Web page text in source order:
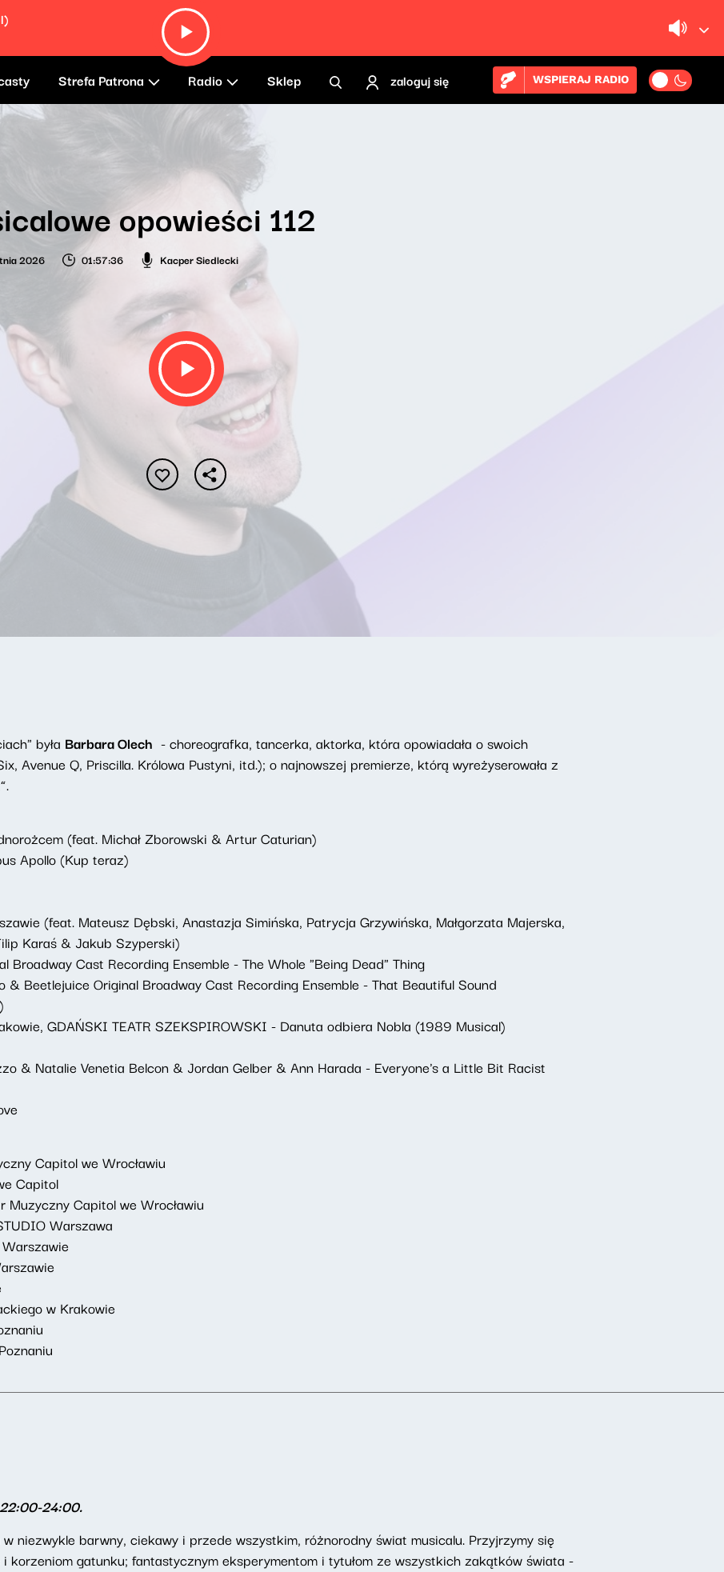
Strefa Patrona Radio Sklep zaloguj się WSPIERAJ RADIO
opowieści 112
2026 01:57:36 Kacper Siedlecki
była Barbara Olech - choreografka, tancerka, aktorka, która opowiadała o swoich
Avenue Q, Priscilla. Królowa Pustyni, itd.); o najnowszej premierze, którą wyreżyserowała z
(feat. Michał Zborowski & Artur Caturian)
Apollo (Kup teraz)
(feat. Mateusz Dębski, Anastazja Simińska, Patrycja Grzywińska, Małgorzata Majerska,
Karaś & Jakub Szyperski)
Broadway Cast Recording Ensemble - The Whole "Being Dead" Thing
& Beetlejuice Original Broadway Cast Recording Ensemble - That Beautiful Sound
GDAŃSKI TEATR SZEKSPIROWSKI - Danuta odbiera Nobla (1989 Musical)
& Natalie Venetia Belcon & Jordan Gelber & Ann Harada - Everyone's a Little Bit Racist
Capitol we Wrocławiu
Capitol
Muzyczny Capitol we Wrocławiu
Warszawa
w Krakowie
24:00.
niezwykle barwny, ciekawy i przede wszystkim, różnorodny świat musicalu. Przyjrzymy się
korzeniom gatunku; fantastycznym eksperymentom i tytułom ze wszystkich zakątków świata -